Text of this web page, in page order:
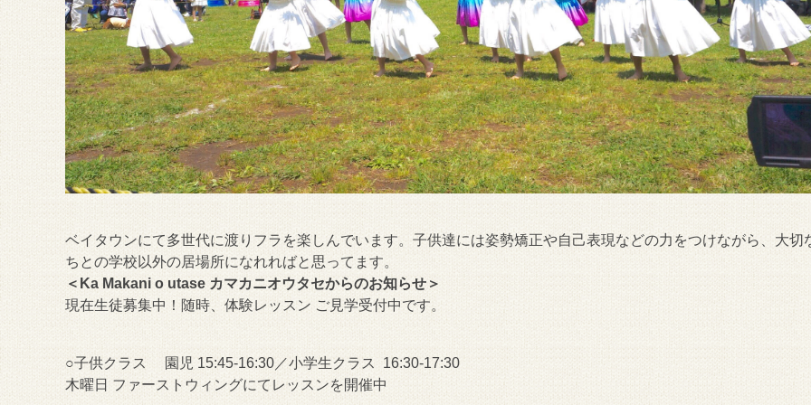
ベイタウンにて多世代に渡りフラを楽しんでいます。子供達には姿勢矯正や自己表現などの力をつけながら、大切
ちとの学校以外の居場所になれればと思ってます。
＜Ka Makani o utase カマカニオウタセからのお知らせ＞
現在生徒募集中！随時、体験レッスン ご見学受付中です。
○子供クラス 園児 15:45-16:30／小学生クラス 16:30-17:30
木曜日 ファーストウィングにてレッスンを開催中